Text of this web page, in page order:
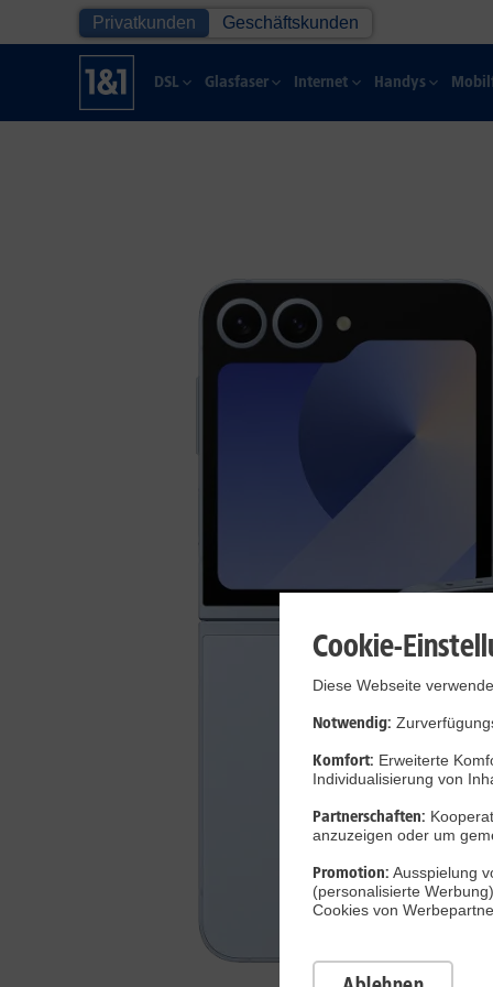
Privatkunden Geschäftskunden
DSL Glasfaser Internet Handys
Cookie-
Diese Webseite
Notwendig:
Komfort: Erweiterte
Individualisierung von
Partnerschaften:
anzuzeigen oder um
Promotion: Ausspielung
(personalisierte
Cookies von